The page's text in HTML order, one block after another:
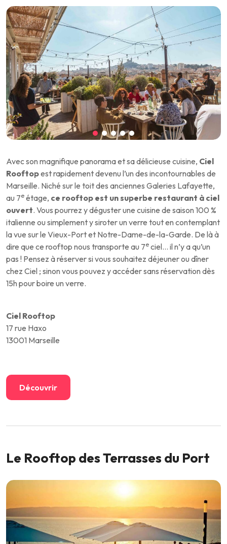
Avec son magnifique panorama et sa délicieuse cuisine, Ciel
Rooftopest rapidement devenu l’un des incontournables de
Marseille. Niché sur le toit des anciennes Galeries Lafayette,
au 7e étage, ce rooftop est un superbe restaurant à ciel
ouvert. Vous pourrez y déguster une cuisine de saison 100 %
italienne ou simplement y siroter un verre tout en contemplant
la vue sur le Vieux-Port et Notre-Dame-de-la-Garde. De là à
dire que ce rooftop nous transporte au 7e ciel… il n’y a qu’un
pas ! Pensez à réserver si vous souhaitez déjeuner ou dîner
chez Ciel ; sinon vous pouvez y accéder sans réservation dès
15h pour boire un verre.
Ciel Rooftop
17 rue Haxo
13001 Marseille
Découvrir
Le Rooftop des Terrasses du Port